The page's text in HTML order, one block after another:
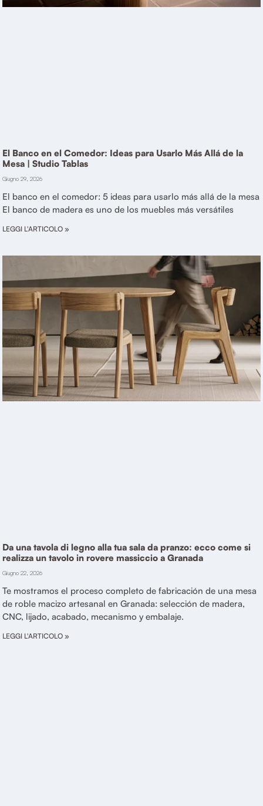
El Banco en el Comedor: Ideas para Usarlo Más Allá de la
Mesa | Studio Tablas
Giugno 29, 2026
El banco en el comedor: 5 ideas para usarlo más allá de la mesa
El banco de madera es uno de los muebles más versátiles
LEGGI L'ARTICOLO »
Da una tavola di legno alla tua sala da pranzo: ecco come si
realizza un tavolo in rovere massiccio a Granada
Giugno 22, 2026
Te mostramos el proceso completo de fabricación de una mesa
de roble macizo artesanal en Granada: selección de madera,
CNC, lijado, acabado, mecanismo y embalaje.
LEGGI L'ARTICOLO »